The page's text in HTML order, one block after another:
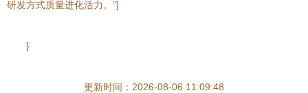
研发方式质量进化活力。”]
}
更新时间：2026-08-06 11:09:48